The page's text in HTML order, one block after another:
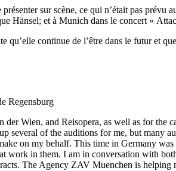
sur scène, ce qui n’était pas
Hänsel; et à Munich dans le concert «
qu’elle continue de l’être dans le futur et
Regensburg
Wien, and Reisopera, as well as for
of the auditions for me, but many
on my behalf. This time in Germany
work in them. I am in conversation with
The Agency ZAV Muenchen is